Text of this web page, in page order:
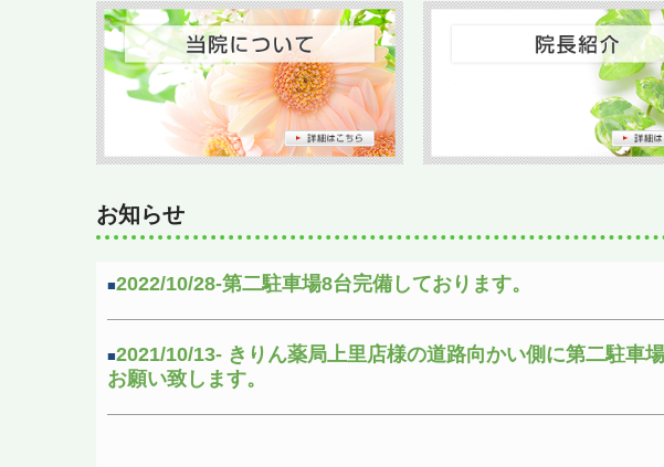
お知らせ
■2022/10/28-第二駐車場8台完備しております。
■2021/10/13- きりん薬局上里店様の道路向かい側に第二駐車
お願い致します。